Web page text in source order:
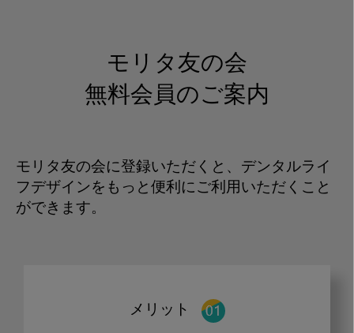
モリタ友の会
無料会員のご案内
モリタ友の会に登録いただくと、デンタルライ
フデザインをもっと便利にご利用いただくこと
ができます。
メリット